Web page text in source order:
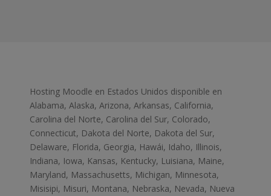
Hosting Moodle en Estados Unidos disponible en
Alabama, Alaska, Arizona, Arkansas, California,
Carolina del Norte, Carolina del Sur, Colorado,
Connecticut, Dakota del Norte, Dakota del Sur,
Delaware, Florida, Georgia, Hawái, Idaho, Illinois,
Indiana, Iowa, Kansas, Kentucky, Luisiana, Maine,
Maryland, Massachusetts, Michigan, Minnesota,
Misisipi, Misuri, Montana, Nebraska, Nevada, Nueva